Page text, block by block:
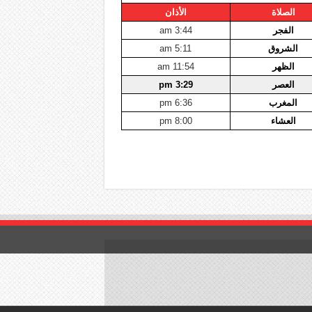
الصلاة
الأذان
الفجر
3:44 am
الشروق
5:11 am
الظهر
11:54 am
العصر
3:29 pm
المغرب
6:36 pm
العشاء
8:00 pm